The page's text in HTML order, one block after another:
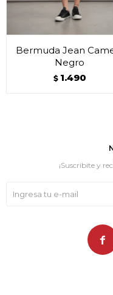
Bermuda Jean
Negro
$ 1.490
¡Suscribite y
